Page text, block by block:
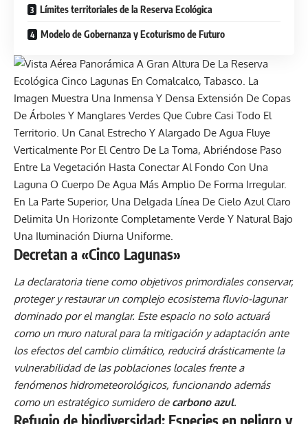
Límites territoriales de la Reserva Ecológica
Modelo de Gobernanza y Ecoturismo de Futuro
Decretan a «Cinco Lagunas»
La declaratoria tiene como objetivos primordiales conservar,
proteger y restaurar un complejo ecosistema fluvio-lagunar
dominado por el manglar. Este espacio no solo actuará
como un muro natural para la mitigación y adaptación ante
los efectos del cambio climático, reducirá drásticamente la
vulnerabilidad de las poblaciones locales frente a
fenómenos hidrometeorológicos, funcionando además
como un estratégico sumidero de carbono azul.
Refugio de biodiversidad: Especies en peligro y